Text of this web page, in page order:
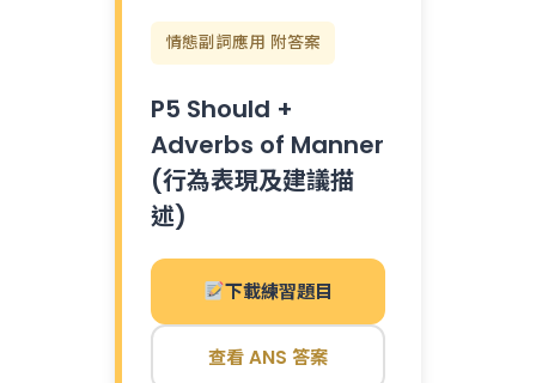
情態副詞應用 附答案
P5 Should +
Adverbs of Manner
(行為表現及建議描
述)
下載練習題目
查看 ANS 答案